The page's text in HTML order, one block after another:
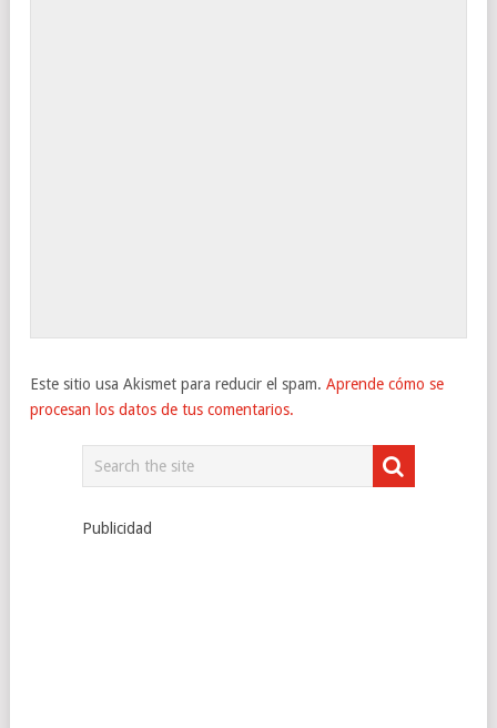
Este sitio usa Akismet para reducir el spam. Aprende cómo se
procesan los datos de tus comentarios.
Publicidad